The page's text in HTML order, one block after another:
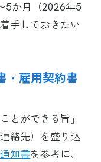
5か月（2026年5
手しておきたい
・雇用契約書
とができる旨」
絡先）を盛り込
知書を参考に、